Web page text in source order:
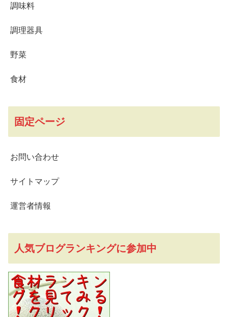
調味料
調理器具
野菜
食材
固定ページ
お問い合わせ
サイトマップ
運営者情報
人気ブログランキングに参加中